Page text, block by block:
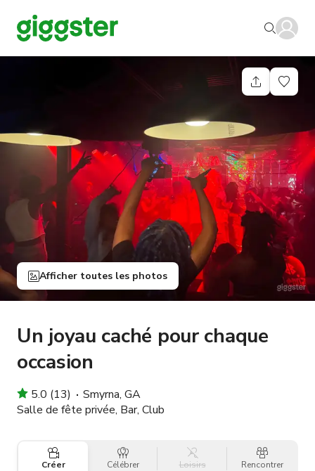
Afficher toutes les photos
Un joyau caché pour chaque
occasion
5.0 (13)
Smyrna, GA
Salle de fête privée, Bar, Club
Créer Célébrer Loisirs Rencontrer